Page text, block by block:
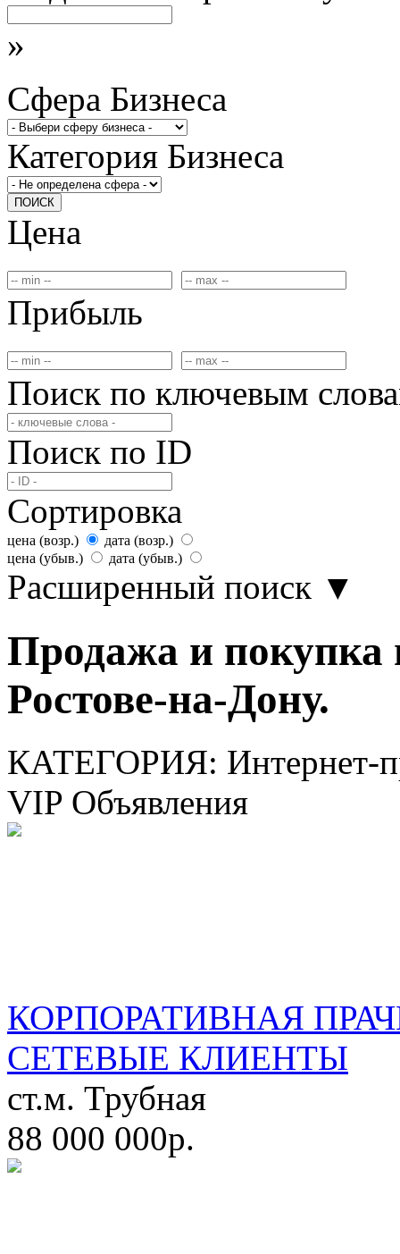
»
Сфера Бизнеса
Категория Бизнеса
ПОИСК
Цена
Прибыль
Поиск по ключевым
Поиск по ID
Сортировка
цена (возр.)
дата (возр.)
цена (убыв.)
дата (убыв.)
Расширенный поиск ▼
Продажа и покупка
Ростове-на-Дону.
КАТЕГОРИЯ: Интернет-
VIP Объявления
КОРПОРАТИВНАЯ
СЕТЕВЫЕ КЛИЕНТЫ
ст.м. Трубная
88 000 000р.